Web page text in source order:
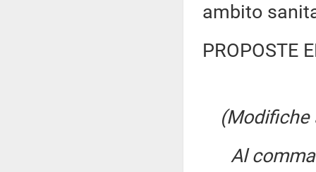
ambito
PROPOSTE
(Modifiche
Al